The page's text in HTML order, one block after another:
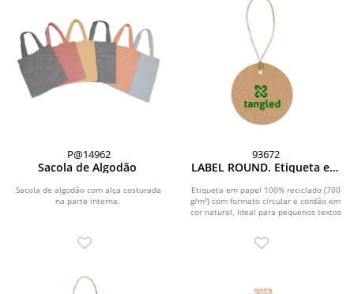
P@14962
Sacola de Algodão
Sacola de algodão com alça costurada
na parte interna.
93672
LABEL ROUND. Etiqueta em
g/m²) com formato circular
Etiqueta em papel 100% reciclado (700
g/m²) com formato circular e cordão em
cor natural. Ideal para pequenos textos